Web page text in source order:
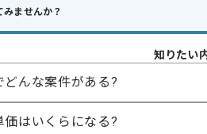
・プロダクトマネジメント経験(4年以上)
歓迎スキル
・HR TechまたはSales Tech領域にお
・0→1フェーズにおける作業経験
・プログラミング言語を用いた実装経
みませんか？
知りたい
どんな案件がある?
価はいくらになる?